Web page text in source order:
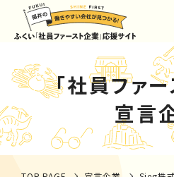
「社員ファ
宣言